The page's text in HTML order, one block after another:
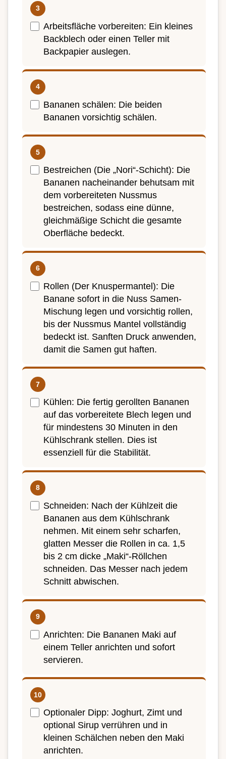
Arbeitsfläche vorbereiten: Ein kleines
Backblech oder einen Teller mit
Backpapier auslegen.
Bananen schälen: Die beiden
Bananen vorsichtig schälen.
Bestreichen (Die „Nori“-Schicht): Die
Bananen nacheinander behutsam mit
dem vorbereiteten Nussmus
bestreichen, sodass eine dünne,
gleichmäßige Schicht die gesamte
Oberfläche bedeckt.
Rollen (Der Knuspermantel): Die
Banane sofort in die Nuss Samen-
Mischung legen und vorsichtig rollen,
bis der Nussmus Mantel vollständig
bedeckt ist. Sanften Druck anwenden,
damit die Samen gut haften.
Kühlen: Die fertig gerollten Bananen
auf das vorbereitete Blech legen und
für mindestens 30 Minuten in den
Kühlschrank stellen. Dies ist
essenziell für die Stabilität.
Schneiden: Nach der Kühlzeit die
Bananen aus dem Kühlschrank
nehmen. Mit einem sehr scharfen,
glatten Messer die Rollen in ca. 1,5
bis 2 cm dicke „Maki“-Röllchen
schneiden. Das Messer nach jedem
Schnitt abwischen.
Anrichten: Die Bananen Maki auf
einem Teller anrichten und sofort
servieren.
Optionaler Dipp: Joghurt, Zimt und
optional Sirup verrühren und in
kleinen Schälchen neben den Maki
anrichten.